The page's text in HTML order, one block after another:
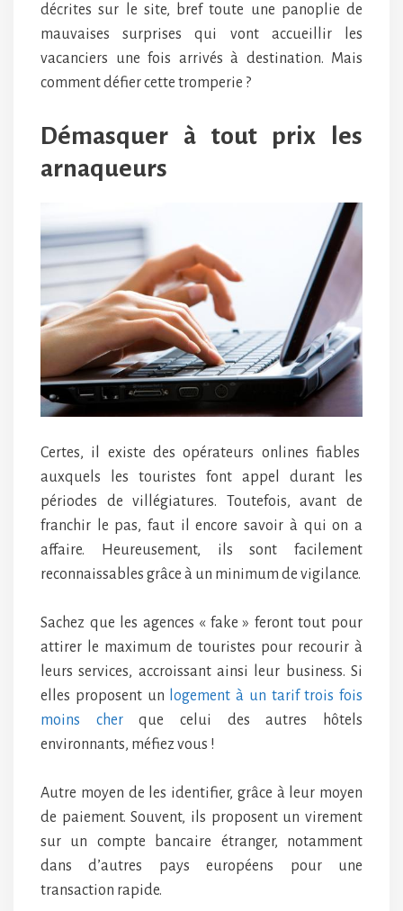
décrites sur le site, bref toute une panoplie de
mauvaises surprises qui vont accueillir les
vacanciers une fois arrivés à destination. Mais
comment défier cette tromperie ?
Démasquer à tout prix les
arnaqueurs
Certes, il existe des opérateurs onlines fiables
auxquels les touristes font appel durant les
périodes de villégiatures. Toutefois, avant de
franchir le pas, faut il encore savoir à qui on a
affaire. Heureusement, ils sont facilement
reconnaissables grâce à un minimum de vigilance.
Sachez que les agences « fake » feront tout pour
attirer le maximum de touristes pour recourir à
leurs services, accroissant ainsi leur business. Si
elles proposent un
logement à un tarif trois fois
moins cherque celui des autres hôtels
environnants, méfiez vous !
Autre moyen de les identifier, grâce à leur moyen
de paiement. Souvent, ils proposent un virement
sur un compte bancaire étranger, notamment
dans d’autres pays européens pour une
transaction rapide.